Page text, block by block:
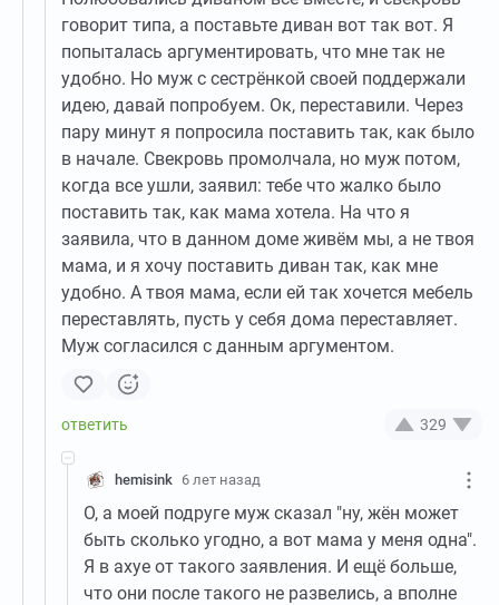
говорит типа, а поставьте диван вот так вот. Я
попыталась аргументировать, что мне так не
удобно. Но муж с сестрёнкой своей поддержали
идею, давай попробуем. Ок, переставили. Через
пару минут я попросила поставить так, как было
в начале. Свекровь промолчала, но муж потом,
когда все ушли, заявил: тебе что жалко было
поставить так, как мама хотела. На что я
заявила, что в данном доме живём мы, а не твоя
мама, и я хочу поставить диван так, как мне
удобно. А твоя мама, если ей так хочется мебель
переставлять, пусть у себя дома переставляет.
Муж согласился с данным аргументом.
329
hemisink 6 лет назад
О, а моей подруге муж сказал "ну, жён может
быть сколько угодно, а вот мама у меня одна".
Я в ахуе от такого заявления. И ещё больше,
что они после такого не развелись, а вполне